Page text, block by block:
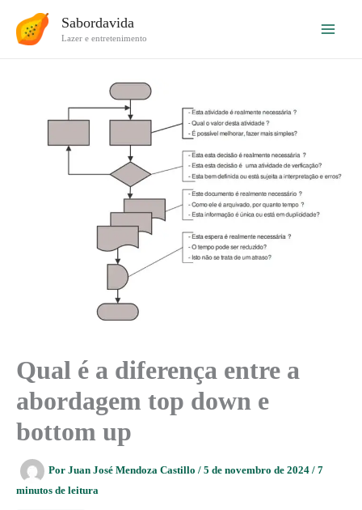
para
Sabordavida
Lazer e entretenimento
Qual é a diferença entre a
abordagem top down e
bottom up
Por Juan José Mendoza Castillo / 5 de novembro de 2024 / 7
minutos de leitura